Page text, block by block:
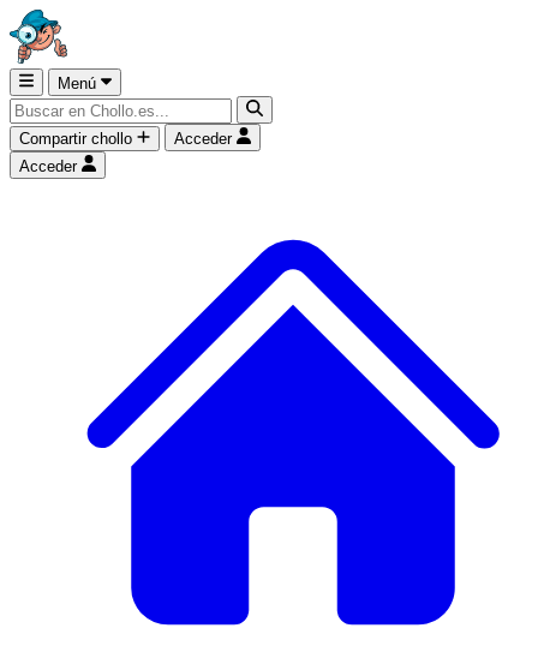
Menú
Compartir chollo
Acceder
Acceder